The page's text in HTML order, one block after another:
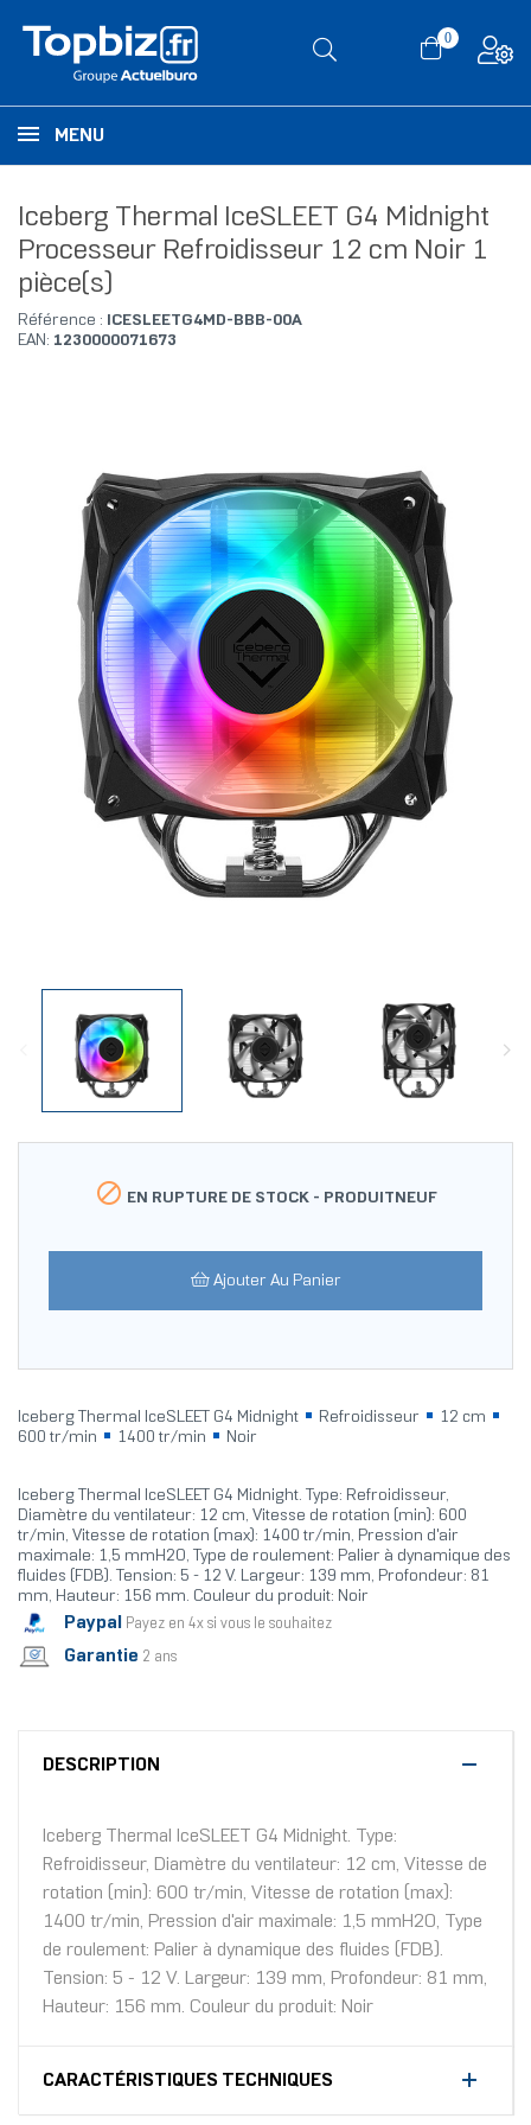
0
MENU
Iceberg Thermal IceSLEET G4 Midnight
Processeur Refroidisseur 12 cm Noir 1
pièce(s)
Référence :
ICESLEETG4MD-BBB-00A
EAN: 1230000071673
 EN RUPTURE DE STOCK - PRODUITNEUF
Ajouter Au Panier
Iceberg Thermal IceSLEET G4 Midnight Refroidisseur
12 cm
600 tr/min
1400 tr/min Noir
Iceberg Thermal IceSLEET G4 Midnight. Type: Refroidisseur,
Diamètre du ventilateur: 12 cm, Vitesse de rotation (min): 600
tr/min, Vitesse de rotation (max): 1400 tr/min, Pression d'air
maximale: 1,5 mmH2O, Type de roulement: Palier à dynamique des
fluides (FDB). Tension: 5 - 12 V. Largeur: 139 mm, Profondeur: 81
mm, Hauteur: 156 mm. Couleur du produit: Noir
Paypal Payez en 4x si vous le souhaitez
Garantie 2 ans
DESCRIPTION
Iceberg Thermal IceSLEET G4 Midnight. Type:
Refroidisseur, Diamètre du ventilateur: 12 cm, Vitesse de
rotation (min): 600 tr/min, Vitesse de rotation (max):
1400 tr/min, Pression d'air maximale: 1,5 mmH2O, Type
de roulement: Palier à dynamique des fluides (FDB).
Tension: 5 - 12 V. Largeur: 139 mm, Profondeur: 81 mm,
Hauteur: 156 mm. Couleur du produit: Noir
CARACTÉRISTIQUES TECHNIQUES